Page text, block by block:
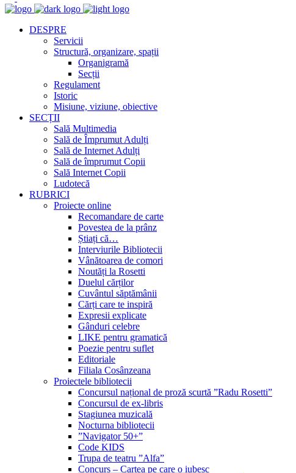
DESPRE
Servicii
Structură, organizare, spații
Organigramă
Secții
Regulament
Istoric
Misiune, viziune, obiective
SECȚII
Sală Multimedia
Sală de Împrumut Adulți
Sală de Internet Adulți
Sală de împrumut Copii
Sală Internet Copii
Ludotecă
RUBRICI
Proiecte online
Recomandare de carte
Povestea de la prânz
Știați că…
Interviurile Bibliotecii
Vânătoarea de comori
Noutăți la Rosetti
Duelul cărților
Cuvântul săptămânii
Cărți care te inspiră
Expresii explicate
Gânduri celebre
LIKE pentru gramatică
Poezie pentru suflet
Editoriale
Filiala Cosânzeana
Proiectele bibliotecii
Concursul național de proză scurtă ”Radu Rosetti”
Concursul de ex-libris
Stagiunea muzicală
Nocturna bibliotecii
”Navigator 50+”
Code KIDS
Trupa de teatru ”Alfa”
Concurs – Cartea pe care o iubesc